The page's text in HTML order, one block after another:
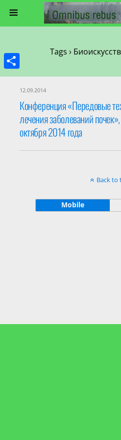
Tags ›
12.09.2014
Конференция «Передовые
лечения заболеваний
октября 2014 года
Back to
Mobile
Share